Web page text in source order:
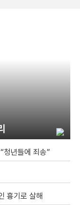
청년들에 죄송”
흉기로 살해